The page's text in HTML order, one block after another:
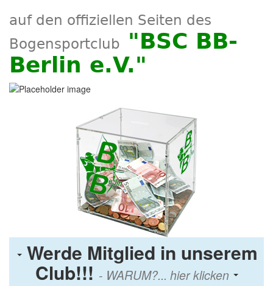
auf den offiziellen Seiten des
Bogensportclub
"BSC BB-
Berlin e.V."
Werde Mitglied in unserem
Club!!! - WARUM?... hier klicken